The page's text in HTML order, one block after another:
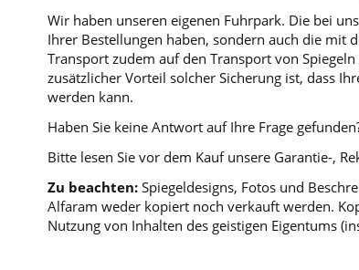
Wir haben unseren eigenen Fuhrpark. Die bei
Ihrer Bestellungen haben, sondern auch die mit
Transport zudem auf den Transport von
zusätzlicher Vorteil solcher Sicherung ist, dass
werden kann.
Haben Sie keine Antwort auf Ihre Frage
Bitte lesen Sie vor dem Kauf unsere Garantie-,
Zu beachten: Spiegeldesigns, Fotos und
Alfaram weder kopiert noch verkauft werden.
Nutzung von Inhalten des geistigen Eigentums